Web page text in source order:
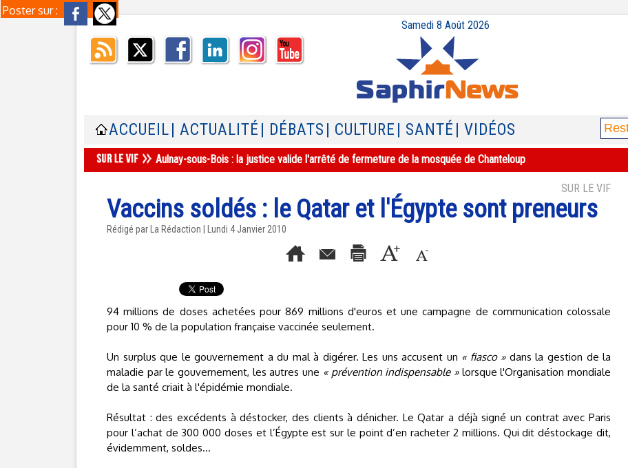
Poster sur :
Samedi 8 Août 2026
ACCUEIL | ACTUALITÉ | DÉBATS | CULTURE | SANTÉ | VIDÉOS
Aulnay-sous-Bois : la justice valide l'arrêté de fermeture de la mosquée de Chanteloup
SUR LE VIF
Vaccins soldés : le Qatar et l'Égypte sont preneurs
Rédigé par La Rédaction | Lundi 4 Janvier 2010
94 millions de doses achetées pour 869 millions d'euros et une campagne de communication colossale
pour 10 % de la population française vaccinée seulement.
Un surplus que le gouvernement a du mal à digérer. Les uns accusent un « fiasco »dans la gestion de la
maladie par le gouvernement, les autres une « prévention indispensable »lorsque l'Organisation mondiale
de la santé criait à l'épidémie mondiale.
Résultat : des excédents à déstocker, des clients à dénicher. Le Qatar a déjà signé un contrat avec Paris
pour l’achat de 300 000 doses et l’Égypte est sur le point d’en racheter 2 millions. Qui dit déstockage dit,
évidemment, soldes...